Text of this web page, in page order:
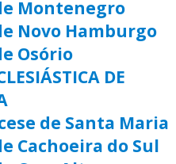
Montenegro
Novo Hamburgo
Osório
DE
de Santa Maria
Cachoeira do Sul